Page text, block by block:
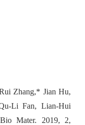
Zhang,* Jian Hu,
Li Fan, Lian-Hui
Mater. 2019, 2,